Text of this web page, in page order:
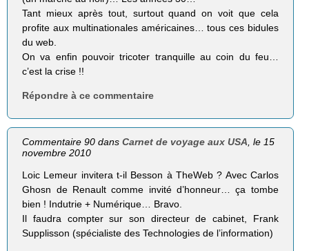
Tant mieux après tout, surtout quand on voit que cela
profite aux multinationales américaines… tous ces bidules
du web.
On va enfin pouvoir tricoter tranquille au coin du feu…
c’est la crise !!
Répondre à ce commentaire
Commentaire 90 dansCarnet de voyage aux USA, le 15
novembre 2010
Loic Lemeur invitera t-il Besson à TheWeb ? Avec Carlos
Ghosn de Renault comme invité d’honneur… ça tombe
bien ! Indutrie + Numérique… Bravo.
Il faudra compter sur son directeur de cabinet, Frank
Supplisson (spécialiste des Technologies de l’information)